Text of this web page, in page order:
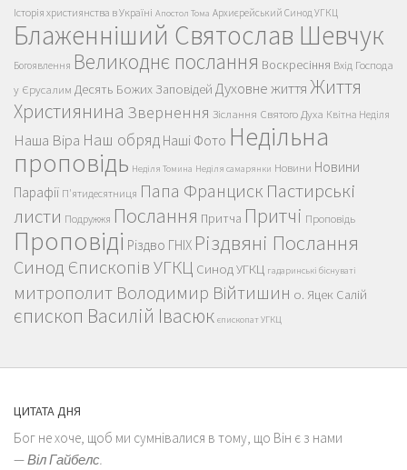
Історія християнства в Україні Апостол Тома Архиєрейський Синод УГКЦ
Блаженніший Святослав Шевчук
Богоявлення Великоднє послання Воскресіння Вхід Господа
у Єрусалим Десять Божих Заповідей Духовне життяЖиття
Християнина Звернення Зіслання Святого Духа Квітна Неділя
Наша Віра Наш обряд Наші Фото Недільна
проповідь Неділя Томина Неділя самарянки Новини Новини
Парафії П'ятидесятниця Папа Франциск Пастирські
листи Подружжя Послання Притча Притчі Проповідь
Проповіді Різдво ГНІХ Різдвяні Послання
Синод Єпископів УГКЦ Синод УГКЦ гадаринські біснуваті
митрополит Володимир Війтишин о. Яцек Салій
єпископ Василій Івасюк єпископат УГКЦ
ЦИТАТА ДНЯ
Бог не хоче, щоб ми сумнівалися в тому, що Він є з нами
—Віл Гайбелс.